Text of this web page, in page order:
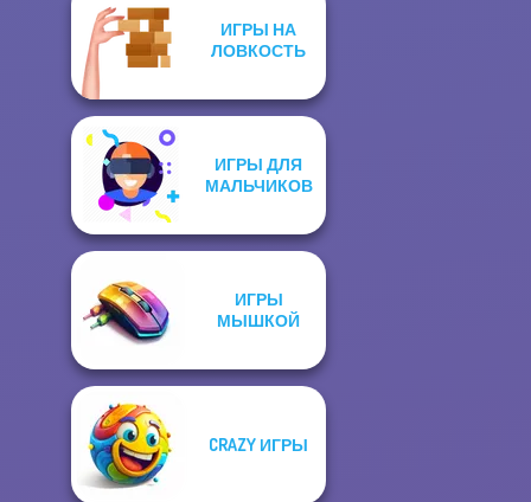
Boxing Gang
Stars
ИГРЫ НА
ЛОВКОСТЬ
ИГРЫ ДЛЯ
МАЛЬЧИКОВ
ИГРЫ
МЫШКОЙ
CRAZY ИГРЫ